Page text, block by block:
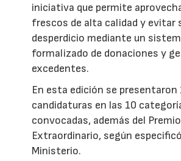
iniciativa que permite
frescos de alta calidad y evitar
desperdicio mediante un
formalizado de donaciones y
excedentes.
En esta edición se presentaron
candidaturas en las 10
convocadas, además del Premio
Extraordinario, según
Ministerio.